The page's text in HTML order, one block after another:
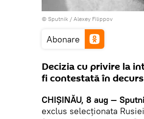
© Sputnik / Alexey Filippov
Abonare
Decizia cu privire la
fi contestată în
CHIȘINĂU, 8 aug —
exclus selecționata